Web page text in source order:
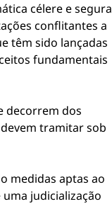
célere e segura
conflitantes a
têm sido lançadas
fundamentais
decorrem dos
tramitar sob
medidas aptas ao
judicialização